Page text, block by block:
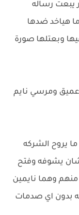
يبعت رساله
هياخد ضدها
وبعتلها صورة
ومرسي نايم
يروح الشركه
يشوفه وفتح
وهما نايمين
بدون اي صدمات